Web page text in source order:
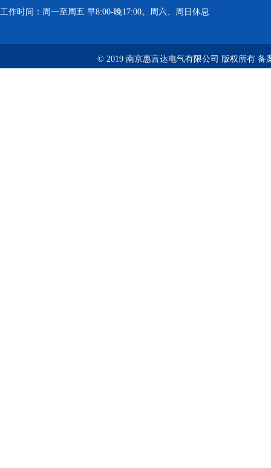
工作时间：周一至周五 早8:00-晚17:00。周六、周日休息
© 2019 南京惠言达电气有限公司 版权所有 备